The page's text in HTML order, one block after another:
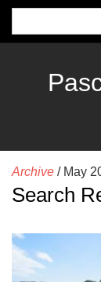
Archive / May
Search